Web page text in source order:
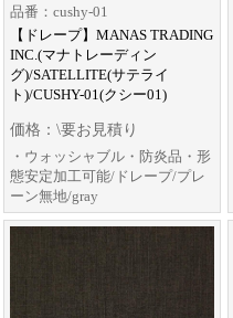
品番：cushy-01
【ドレープ】MANAS TRADING
INC.(マナトレーディン
グ)/SATELLITE(サテライ
ト)/CUSHY-01(クシー01)
価格：\要お見積り
・ウォッシャブル・防炎品・形
態安定加工可能/ドレープ/プレ
ーン無地/gray